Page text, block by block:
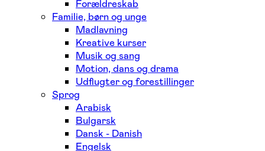
Forældreskab
Familie, børn og unge
Madlavning
Kreative kurser
Musik og sang
Motion, dans og drama
Udflugter og forestillinger
Sprog
Arabisk
Bulgarsk
Dansk - Danish
Engelsk